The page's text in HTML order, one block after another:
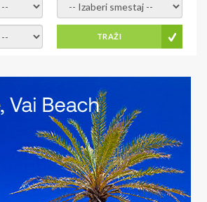
- Izaberite smestaj -
TRAŽI